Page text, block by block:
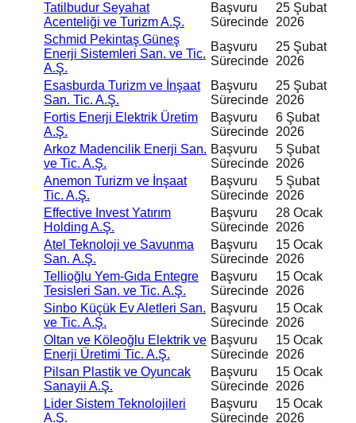
Tatilbudur Seyahat
Acenteliği ve Turizm A.Ş.
Başvuru
Sürecinde
25 Şubat
2026
Schmid Pekintaş Güneş
Enerji Sistemleri San. ve Tic.
A.Ş.
Başvuru
Sürecinde
25 Şubat
2026
Esasburda Turizm ve İnşaat
San. Tic. A.Ş.
Başvuru
Sürecinde
25 Şubat
2026
Fortis Enerji Elektrik Üretim
A.Ş.
Başvuru
Sürecinde
6 Şubat
2026
Arkoz Madencilik Enerji San.
ve Tic. A.Ş.
Başvuru
Sürecinde
5 Şubat
2026
Anemon Turizm ve İnşaat
Tic. A.Ş.
Başvuru
Sürecinde
5 Şubat
2026
Effective Invest Yatırım
Holding A.Ş.
Başvuru
Sürecinde
28 Ocak
2026
Atel Teknoloji ve Savunma
San. A.Ş.
Başvuru
Sürecinde
15 Ocak
2026
Tellioğlu Yem-Gıda Entegre
Tesisleri San. ve Tic. A.Ş.
Başvuru
Sürecinde
15 Ocak
2026
Sinbo Küçük Ev Aletleri San.
ve Tic. A.Ş.
Başvuru
Sürecinde
15 Ocak
2026
Oltan ve Köleoğlu Elektrik ve
Enerji Üretimi Tic. A.Ş.
Başvuru
Sürecinde
15 Ocak
2026
Pilsan Plastik ve Oyuncak
Sanayii A.Ş.
Başvuru
Sürecinde
15 Ocak
2026
Lider Sistem Teknolojileri
A.Ş.
Başvuru
Sürecinde
15 Ocak
2026